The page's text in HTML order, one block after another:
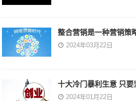
整合营销是一种营销策
2024年03月22日
十大冷门暴利生意 只
2024年01月22日